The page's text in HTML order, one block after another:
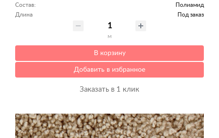
Состав:
Полиамид
Длина
Под заказ
м
В корзину
Добавить в избранное
Заказать в 1 клик